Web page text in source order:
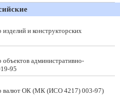
и конструкторских
административно-
95
валют ОК (МК (ИСО 4217) 003-97)